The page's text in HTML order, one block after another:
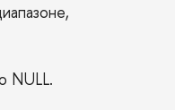
NULL.